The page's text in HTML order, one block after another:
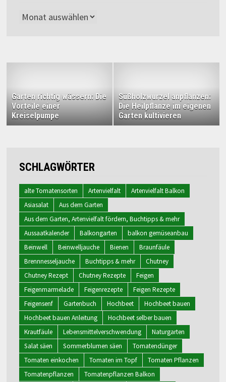
Archiv
Garten richtig wässern: Die
Vorteile einer
Kreiselpumpe
Süßholzwurzel anpflanzen:
Die Heilpflanze im eigenen
Garten kultivieren
SCHLAGWÖRTER
alte Tomatensorten Artenvielfalt
Artenvielfalt Balkon
Asiasalat
Aus dem Garten
Aus dem Garten, Artenvielfalt fördern, Buchtipps & mehr
Aussaatkalender
Balkongarten
balkon gemüseanbau
Beinwell
Beinwelljauche Bienen
Braunfäule
Brennnesseljauche
Buchtipps & mehr
Chutney
Chutney Rezept
Chutney Rezepte
Feigen
Feigenmarmelade
Feigenrezepte
Feigen Rezepte
Feigensenf
Gartenbuch Hochbeet
Hochbeet bauen
Hochbeet bauen Anleitung
Hochbeet selber bauen
Krautfäule
Lebensmittelverschwendung
Naturgarten
Salat säen
Sommerblumen säen
Tomatendünger
Tomaten einkochen
Tomaten im Topf
Tomaten Pflanzen
Tomatenpflanzen
Tomatenpflanzen Balkon